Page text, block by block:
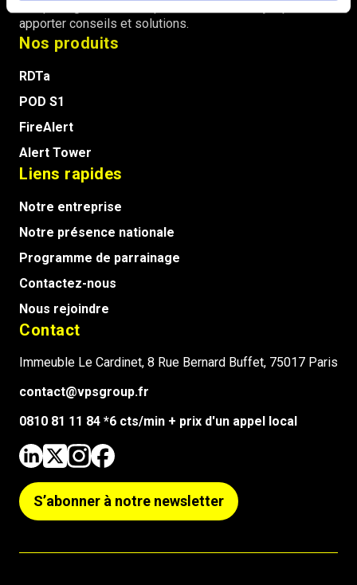
t
apporter conseils et solutions.
Nos produits
RDTa
POD S1
FireAlert
Alert Tower
Liens rapides
Notre entreprise
Notre présence nationale
Programme de parrainage
Contactez-nous
Nous rejoindre
Contact
Immeuble Le Cardinet, 8 Rue Bernard Buffet, 75017 Paris
contact@vpsgroup.fr
0810 81 11 84 *6 cts/min + prix d'un appel local
S’abonner à notre newsletter